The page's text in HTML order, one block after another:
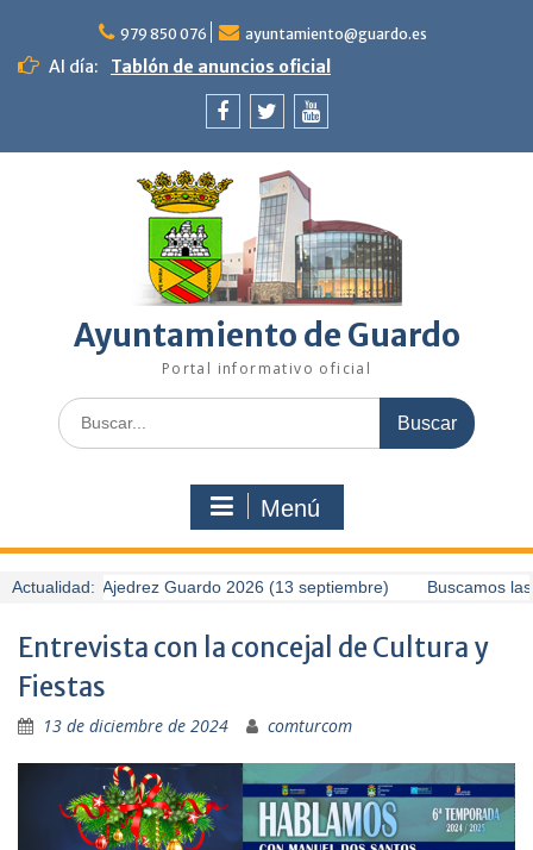
contenido
979 850 076 ayuntamiento@guardo.es
Al día: Tablón de anuncios oficial
Ayuntamiento de Guardo
Portal informativo oficial
Buscar:
Menú
Actualidad:
Torneo de Ajedrez Guardo 2026 (13 septiembre) Buscamos
Entrevista con la concejal de Cultura y
Fiestas
13 de diciembre de 2024 comturcom